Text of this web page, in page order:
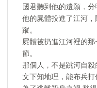
國君聽到他的遺願，
他的屍體投進了江河
蹤。
屍體被扔進江河裡的
節。
那個人，不是跳河自
文下知地理，能布兵打